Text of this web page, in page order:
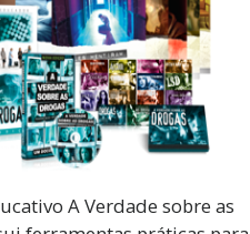
A Verdade sobre as